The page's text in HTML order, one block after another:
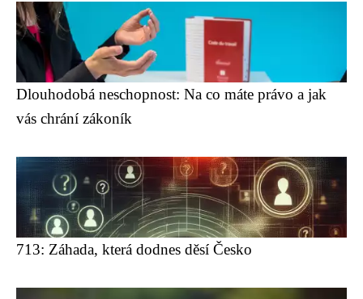
Dlouhodobá neschopnost: Na co máte právo a jak
vás chrání zákoník
713: Záhada, která dodnes děsí Česko